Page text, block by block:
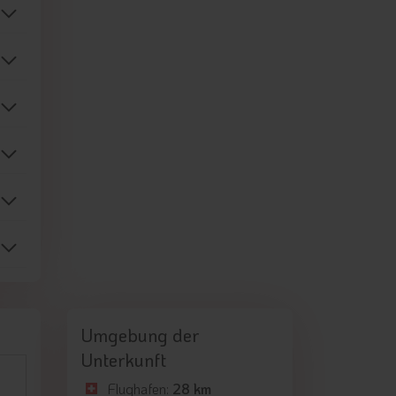
Umgebung der
Unterkunft
Flughafen: 28 km